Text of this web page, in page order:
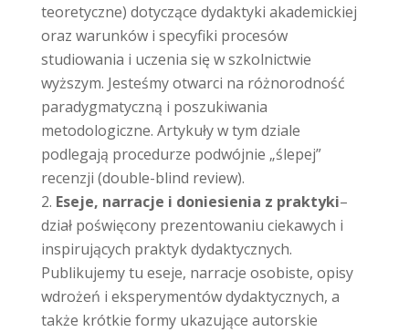
teoretyczne) dotyczące dydaktyki akademickiej
oraz warunków i specyfiki procesów
studiowania i uczenia się w szkolnictwie
wyższym. Jesteśmy otwarci na różnorodność
paradygmatyczną i poszukiwania
metodologiczne. Artykuły w tym dziale
podlegają procedurze podwójnie „ślepej”
recenzji (double-blind review).
Eseje, narracje i doniesienia z praktyki–
dział poświęcony prezentowaniu ciekawych i
inspirujących praktyk dydaktycznych.
Publikujemy tu eseje, narracje osobiste, opisy
wdrożeń i eksperymentów dydaktycznych, a
także krótkie formy ukazujące autorskie